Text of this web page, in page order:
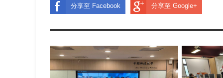
分享至 Facebook 分享至 Google+